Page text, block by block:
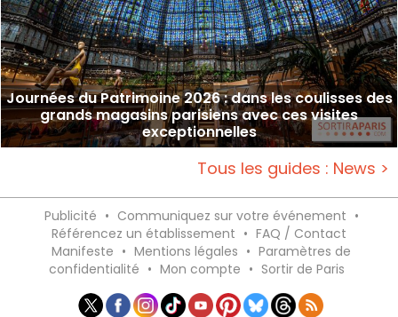
Journées du Patrimoine 2026 : dans les coulisses des
grands magasins parisiens avec ces visites
exceptionnelles
Tous les guides : News >
Publicité • Communiquez sur votre événement •
Référencez un établissement • FAQ / Contact
Manifeste • Mentions légales • Paramètres de
confidentialité • Mon compte • Sortir de Paris